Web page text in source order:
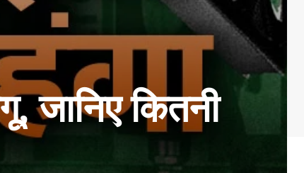
जानिए कितनी